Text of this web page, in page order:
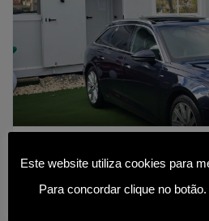
34 990€
Este website utiliza cookies para
Para concordar clique no botão.